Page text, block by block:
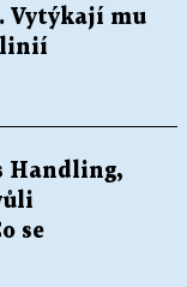
Vytýkají mu
Handling,
se